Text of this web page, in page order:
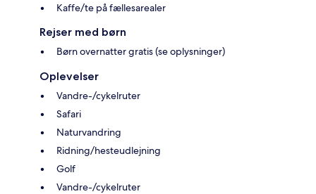
Kaffe/te på fællesarealer
Rejser med børn
Børn overnatter gratis (se oplysninger)
Oplevelser
Vandre-/cykelruter
Safari
Naturvandring
Ridning/hesteudlejning
Golf
Vandre-/cykelruter